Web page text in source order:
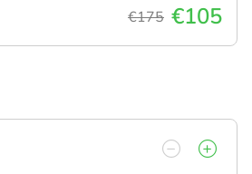
€175 €105